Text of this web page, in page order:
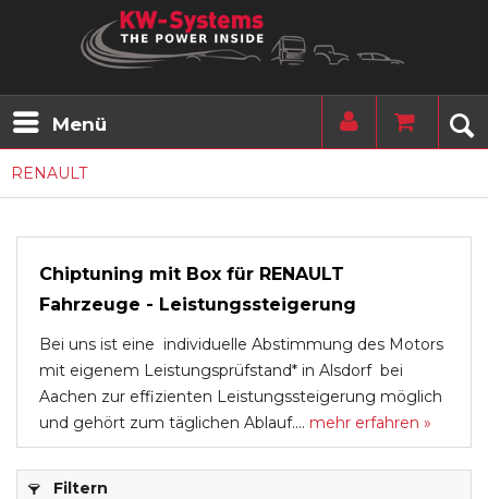
Menü
RENAULT
Chiptuning mit Box für RENAULT
Fahrzeuge - Leistungssteigerung
Bei uns ist eine individuelle Abstimmung des Motors
mit eigenem Leistungsprüfstand* in Alsdorf bei
Aachen zur effizienten Leistungssteigerung möglich
und gehört zum täglichen Ablauf.... mehr erfahren »
Filtern